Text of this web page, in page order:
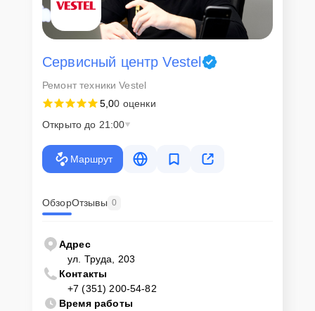
Сервисный центр Vestel
Ремонт техники Vestel
5,00 оценки
Открыто до 21:00
Маршрут
ОбзорОтзывы 0
Адрес
ул. Труда, 203
Контакты
+7 (351) 200-54-82
Время работы